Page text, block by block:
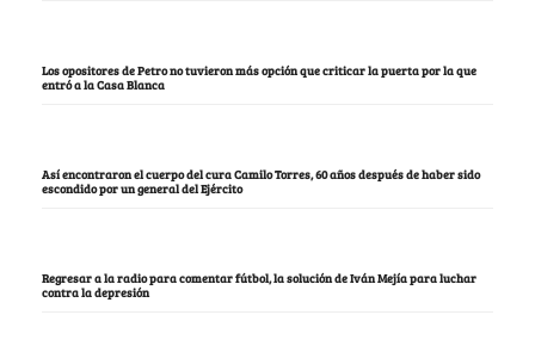
Los opositores de Petro no tuvieron más opción que criticar la puerta por la que
entró a la Casa Blanca
Así encontraron el cuerpo del cura Camilo Torres, 60 años después de haber sido
escondido por un general del Ejército
Regresar a la radio para comentar fútbol, la solución de Iván Mejía para luchar
contra la depresión